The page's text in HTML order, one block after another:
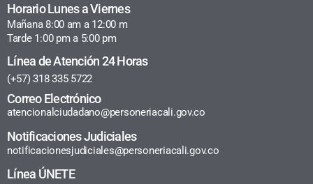
Horario Lunes a Viernes
Mañana 8:00 am a 12:00 m
Tarde 1:00 pm a 5:00 pm
Línea de Atención 24 Horas
(+57) 318 335 5722
Correo Electrónico
atencionalciudadano@personeriacali.gov.co
Notificaciones Judiciales
notificacionesjudiciales@personeriacali.gov.co
Línea ÚNETE